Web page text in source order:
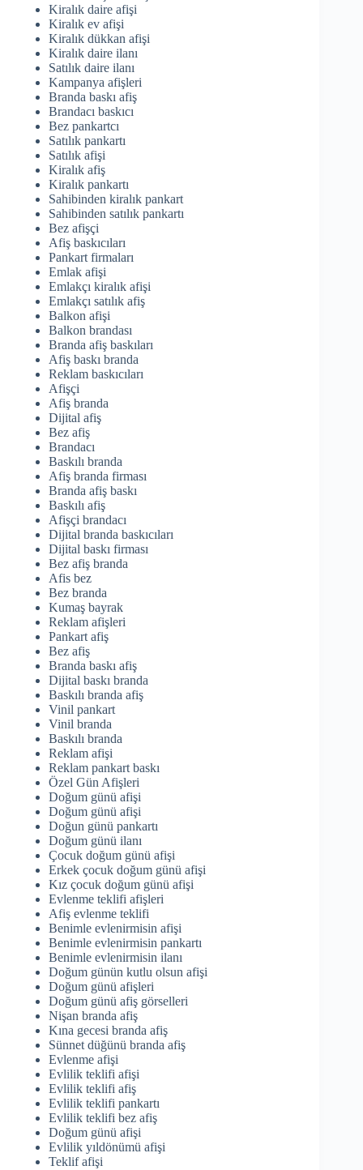
Kiralık daire afişi
Kiralık ev afişi
Kiralık dükkan afişi
Kiralık daire ilanı
Satılık daire ilanı
Kampanya afişleri
Branda baskı afiş
Brandacı baskıcı
Bez pankartcı
Satılık pankartı
Satılık afişi
Kiralık afiş
Kiralık pankartı
Sahibinden kiralık pankart
Sahibinden satılık pankartı
Bez afişçi
Afiş baskıcıları
Pankart firmaları
Emlak afişi
Emlakçı kiralık afişi
Emlakçı satılık afiş
Balkon afişi
Balkon brandası
Branda afiş baskıları
Afiş baskı branda
Reklam baskıcıları
Afişçi
Afiş branda
Dijital afiş
Bez afiş
Brandacı
Baskılı branda
Afiş branda firması
Branda afiş baskı
Baskılı afiş
Afişçi brandacı
Dijital branda baskıcıları
Dijital baskı firması
Bez afiş branda
Afis bez
Bez branda
Kumaş bayrak
Reklam afişleri
Pankart afiş
Bez afiş
Branda baskı afiş
Dijital baskı branda
Baskılı branda afiş
Vinil pankart
Vinil branda
Baskılı branda
Reklam afişi
Reklam pankart baskı
Özel Gün Afişleri
Doğum günü afişi
Doğum günü afişi
Doğun günü pankartı
Doğum günü ilanı
Çocuk doğum günü afişi
Erkek çocuk doğum günü afişi
Kız çocuk doğum günü afişi
Evlenme teklifi afişleri
Afiş evlenme teklifi
Benimle evlenirmisin afişi
Benimle evlenirmisin pankartı
Benimle evlenirmisin ilanı
Doğum günün kutlu olsun afişi
Doğum günü afişleri
Doğum günü afiş görselleri
Nişan branda afiş
Kına gecesi branda afiş
Sünnet düğünü branda afiş
Evlenme afişi
Evlilik teklifi afişi
Evlilik teklifi afiş
Evlilik teklifi pankartı
Evlilik teklifi bez afiş
Doğum günü afişi
Evlilik yıldönümü afişi
Teklif afişi